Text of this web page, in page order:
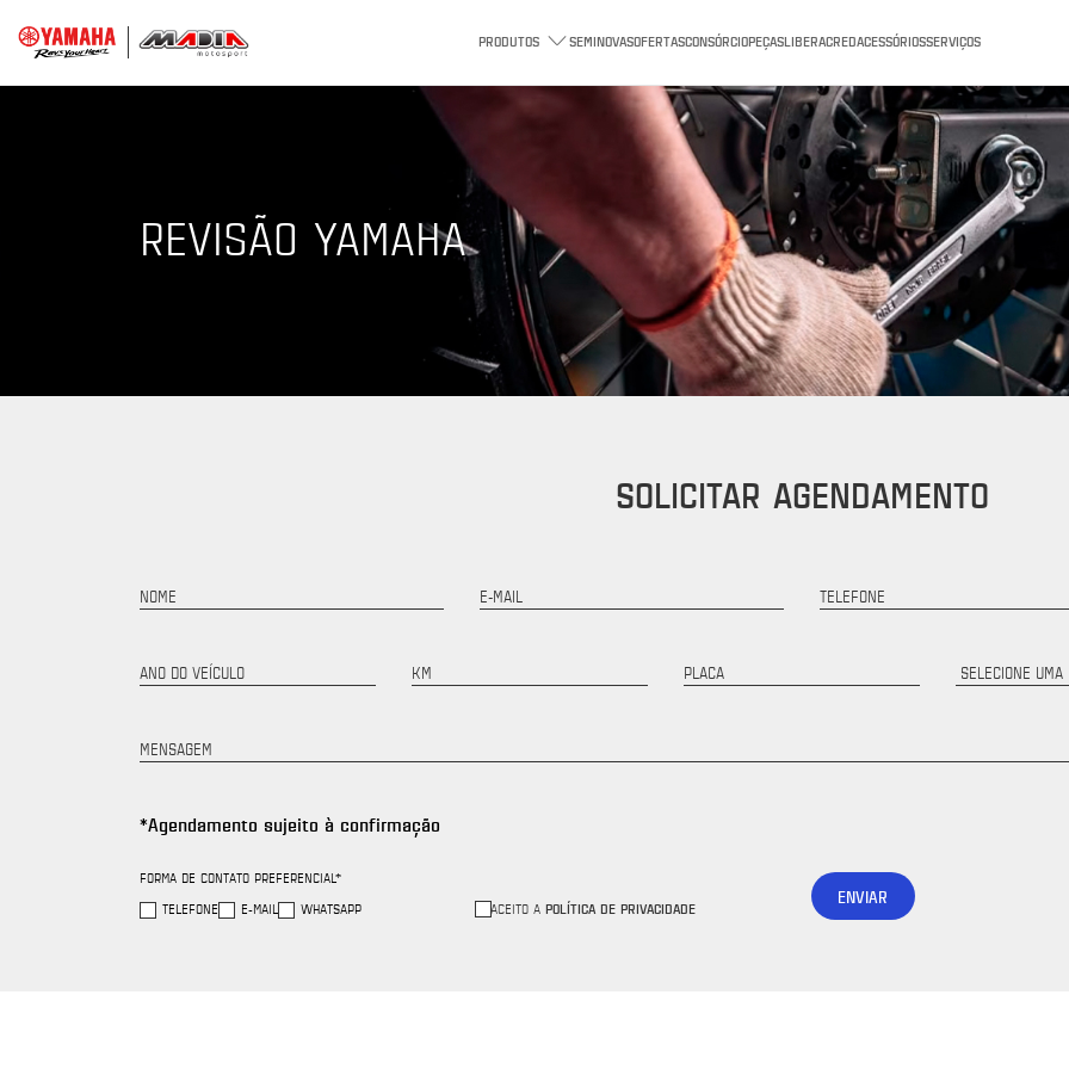
PRODUTOS SEMINOVASOFERTASCONSÓRCIOPEÇASLIBERACREDACESSÓRIOSSERVIÇOS
REVISÃO YAMAHA
SOLICITAR AGENDAMENTO
NOME E-MAIL TELEFONE
ANO DO VEÍCULO KM PLACA
MENSAGEM
*Agendamento sujeito à confirmação
FORMA DE CONTATO PREFERENCIAL*
TELEFONE
E-MAIL WHATSAPP ACEITO APOLÍTICA DE PRIVACIDADE
ENVIAR